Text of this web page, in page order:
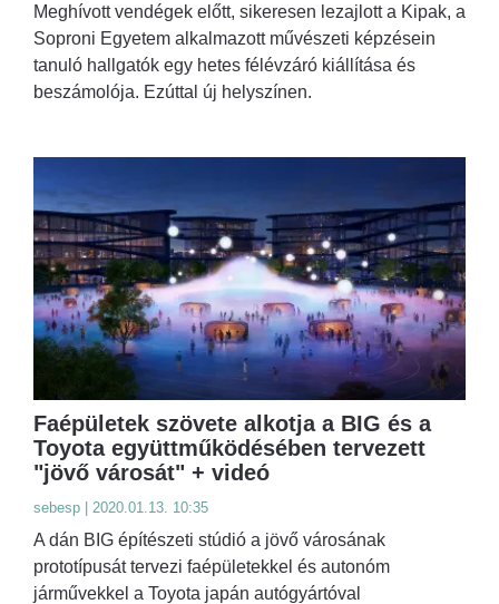
Meghívott vendégek előtt, sikeresen lezajlott a Kipak, a
Soproni Egyetem alkalmazott művészeti képzésein
tanuló hallgatók egy hetes félévzáró kiállítása és
beszámolója. Ezúttal új helyszínen.
Faépületek szövete alkotja a BIG és a
Toyota együttműködésében tervezett
"jövő városát" + videó
sebesp | 2020.01.13. 10:35
A dán BIG építészeti stúdió a jövő városának
prototípusát tervezi faépületekkel és autonóm
járművekkel a Toyota japán autógyártóval